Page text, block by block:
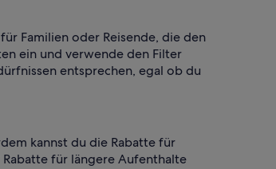
Familien oder Reisende, die den
ein und verwende den Filter
entsprechen, egal ob du
kannst du die Rabatte für
für längere Aufenthalte